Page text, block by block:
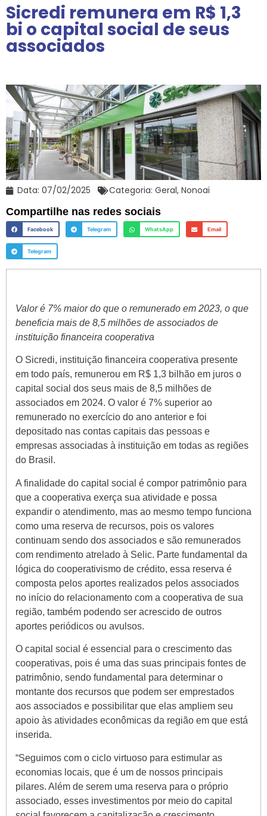
Sicredi remunera em R$ 1,3
bi o capital social de seus
associados
Data: 07/02/2025 Categoria: Geral, Nonoai
Compartilhe nas redes sociais
Facebook Telegram WhatsApp Email
Telegram
Valor é 7% maior do que o remunerado em 2023, o que
beneficia mais de 8,5 milhões de associados de
instituição financeira cooperativa
O Sicredi, instituição financeira cooperativa presente
em todo país, remunerou em R$ 1,3 bilhão em juros o
capital social dos seus mais de 8,5 milhões de
associados em 2024. O valor é 7% superior ao
remunerado no exercício do ano anterior e foi
depositado nas contas capitais das pessoas e
empresas associadas à instituição em todas as regiões
do Brasil.
A finalidade do capital social é compor patrimônio para
que a cooperativa exerça sua atividade e possa
expandir o atendimento, mas ao mesmo tempo funciona
como uma reserva de recursos, pois os valores
continuam sendo dos associados e são remunerados
com rendimento atrelado à Selic. Parte fundamental da
lógica do cooperativismo de crédito, essa reserva é
composta pelos aportes realizados pelos associados
no início do relacionamento com a cooperativa de sua
região, também podendo ser acrescido de outros
aportes periódicos ou avulsos.
O capital social é essencial para o crescimento das
cooperativas, pois é uma das suas principais fontes de
patrimônio, sendo fundamental para determinar o
montante dos recursos que podem ser emprestados
aos associados e possibilitar que elas ampliem seu
apoio às atividades econômicas da região em que está
inserida.
“Seguimos com o ciclo virtuoso para estimular as
economias locais, que é um de nossos principais
pilares. Além de serem uma reserva para o próprio
associado, esses investimentos por meio do capital